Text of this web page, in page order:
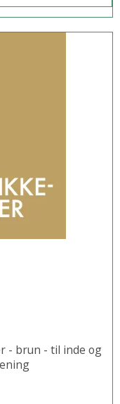
- brun - til inde og